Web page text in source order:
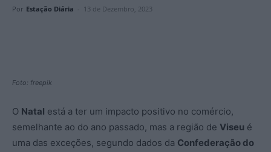
Por Estação Diária - 13 de Dezembro, 2023
Foto: freepik
O Natal está a ter um impacto positivo no comércio,
semelhante ao do ano passado, mas a região de Viseu é
uma das exceções, segundo dados da Confederação do